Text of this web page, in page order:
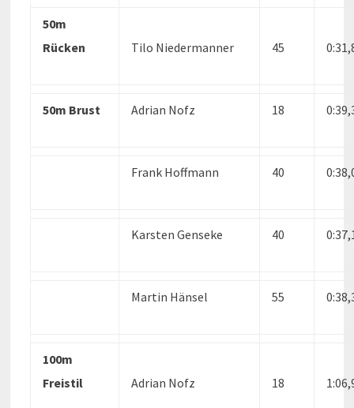
50m
Rücken
Tilo Niedermanner 45
50m Brust Adrian Nofz 18
Frank Hoffmann 40
Karsten Genseke 40
Martin Hänsel 55
100m
Freistil
Adrian Nofz 18